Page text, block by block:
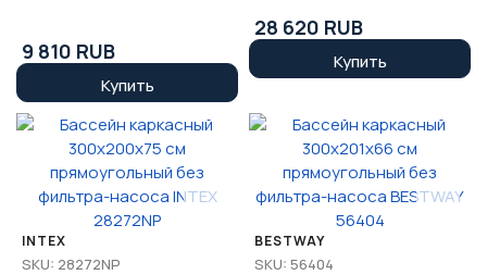
9 810 RUB
Купить
28 620 RUB
Купить
INTEX
SKU: 28272NP
BESTWAY
SKU: 56404